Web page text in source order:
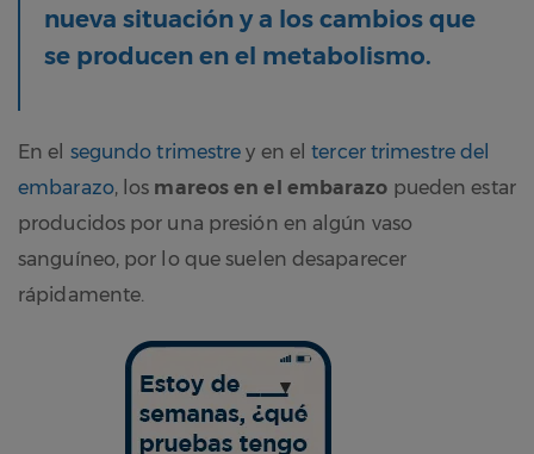
nueva situación y a los cambios que
se producen en el metabolismo.
En el segundo trimestre y en eltercer trimestre del
embarazo, los mareos en el embarazo pueden estar
producidos por una presión en algún vaso
sanguíneo, por lo que suelen desaparecer
rápidamente.